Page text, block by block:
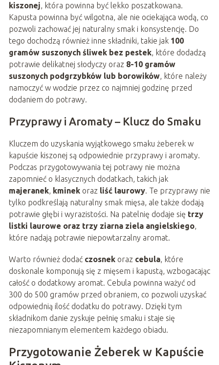
kiszonej, która powinna być lekko poszatkowana.
Kapusta powinna być wilgotna, ale nie ociekająca wodą, co
pozwoli zachować jej naturalny smak i konsystencję. Do
tego dochodzą również inne składniki, takie jak 100
gramów suszonych śliwek bez pestek, które dodadzą
potrawie delikatnej słodyczy oraz 8-10 gramów
suszonych podgrzybków lub borowików, które należy
namoczyć w wodzie przez co najmniej godzinę przed
dodaniem do potrawy.
Przyprawy i Aromaty – Klucz do Smaku
Kluczem do uzyskania wyjątkowego smaku żeberek w
kapuście kiszonej są odpowiednie przyprawy i aromaty.
Podczas przygotowywania tej potrawy nie można
zapomnieć o klasycznych dodatkach, takich jak
majeranek, kminekoraz liść laurowy. Te przyprawy nie
tylko podkreślają naturalny smak mięsa, ale także dodają
potrawie głębi i wyrazistości. Na patelnię dodaje się trzy
listki laurowe oraz trzy ziarna ziela angielskiego,
które nadają potrawie niepowtarzalny aromat.
Warto również dodać czosnekoraz cebula, które
doskonale komponują się z mięsem i kapustą, wzbogacając
całość o dodatkowy aromat. Cebula powinna ważyć od
300 do 500 gramów przed obraniem, co pozwoli uzyskać
odpowiednią ilość dodatku do potrawy. Dzięki tym
składnikom danie zyskuje pełnię smaku i staje się
niezapomnianym elementem każdego obiadu.
Przygotowanie Żeberek w Kapuście